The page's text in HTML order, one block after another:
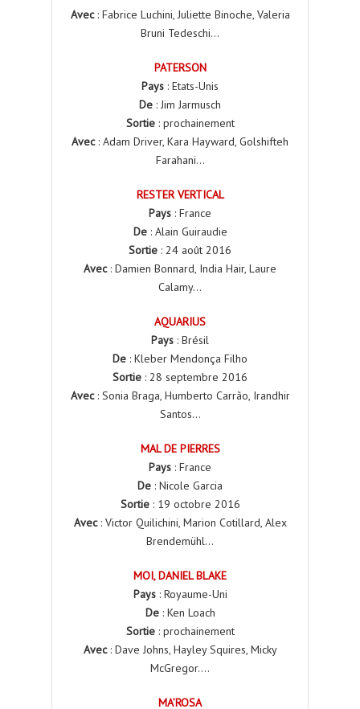
Avec: Fabrice Luchini, Juliette Binoche, Valeria
Bruni Tedeschi…
PATERSON
Pays : Etats-Unis
De : Jim Jarmusch
Sortie: prochainement
Avec: Adam Driver, Kara Hayward, Golshifteh
Farahani…
RESTER VERTICAL
Pays : France
De: Alain Guiraudie
Sortie : 24 août 2016
Avec: Damien Bonnard, India Hair, Laure
Calamy…
AQUARIUS
Pays : Brésil
De : Kleber Mendonça Filho
Sortie : 28 septembre 2016
Avec: Sonia Braga, Humberto Carrão, Irandhir
Santos…
MAL DE PIERRES
Pays : France
De : Nicole Garcia
Sortie: 19 octobre 2016
Avec: Victor Quilichini, Marion Cotillard, Alex
Brendemühl…
MOI, DANIEL BLAKE
Pays: Royaume-Uni
De: Ken Loach
Sortie: prochainement
Avec: Dave Johns, Hayley Squires, Micky
McGregor….
MA’ROSA